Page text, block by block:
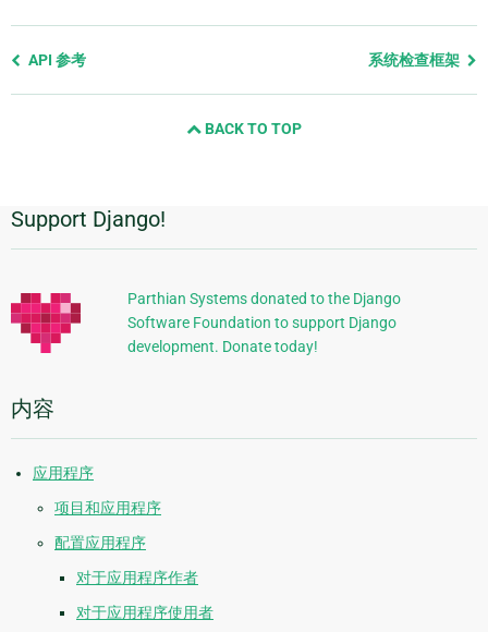
Previous
API 参考 系统检查框架
BACK TO TOP
附
加
信
息
Support Django!
Parthian Systems donated to the Django
Software Foundation to support Django
development. Donate today!
内容
应用程序
项目和应用程序
配置应用程序
对于应用程序作者
对于应用程序使用者